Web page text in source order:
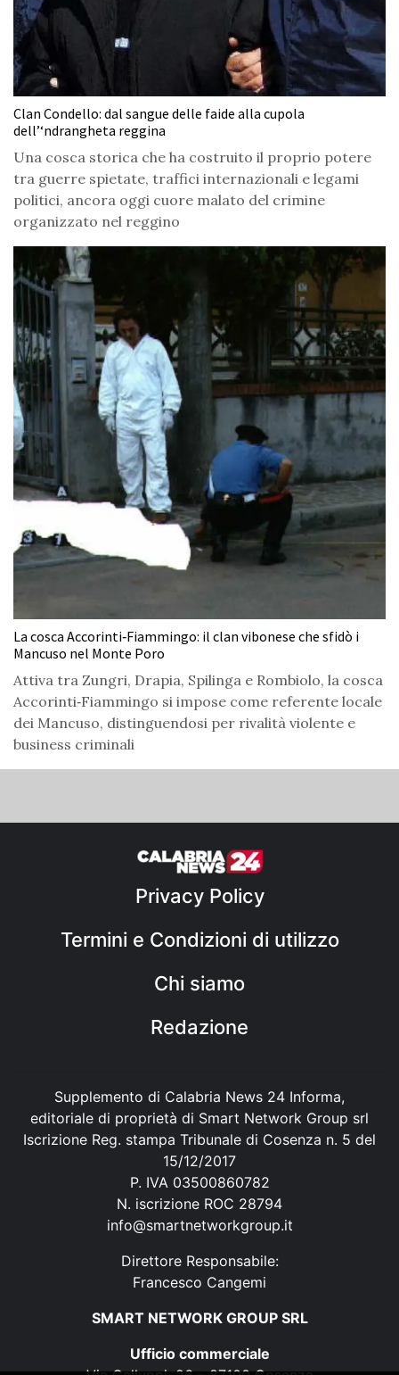
Clan Condello: dal sangue delle faide alla cupola
dell’‘ndrangheta reggina
Una cosca storica che ha costruito il proprio potere
tra guerre spietate, traffici internazionali e legami
politici, ancora oggi cuore malato del crimine
organizzato nel reggino
La cosca Accorinti‑Fiammingo: il clan vibonese che sfidò i
Mancuso nel Monte Poro
Attiva tra Zungri, Drapia, Spilinga e Rombiolo, la cosca
Accorinti‑Fiammingo si impose come referente locale
dei Mancuso, distinguendosi per rivalità violente e
business criminali
Privacy Policy
Termini e Condizioni di utilizzo
Chi siamo
Redazione
Supplemento di Calabria News 24 Informa,
editoriale di proprietà di Smart Network Group srl
Iscrizione Reg. stampa Tribunale di Cosenza n. 5 del
15/12/2017
P. IVA 03500860782
N. iscrizione ROC 28794
info@smartnetworkgroup.it
Direttore Responsabile:
Francesco Cangemi
SMART NETWORK GROUP SRL
Ufficio commerciale